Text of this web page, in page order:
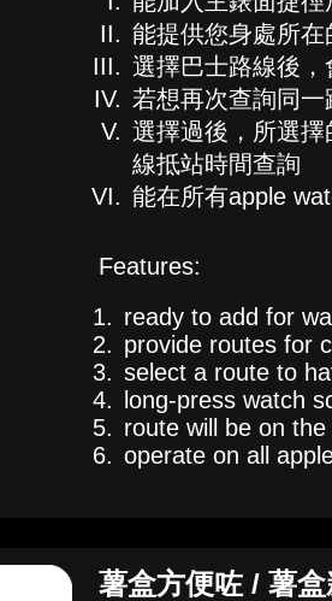
能提供您身處所
選擇巴士路線後
若想再次查詢同
選擇過後，所選
線抵站時間查詢
能在所有apple
Features:
ready to add for
provide routes for
select a route to
long-press watch
route will be on
operate on all
薯盒方便咗 / 薯